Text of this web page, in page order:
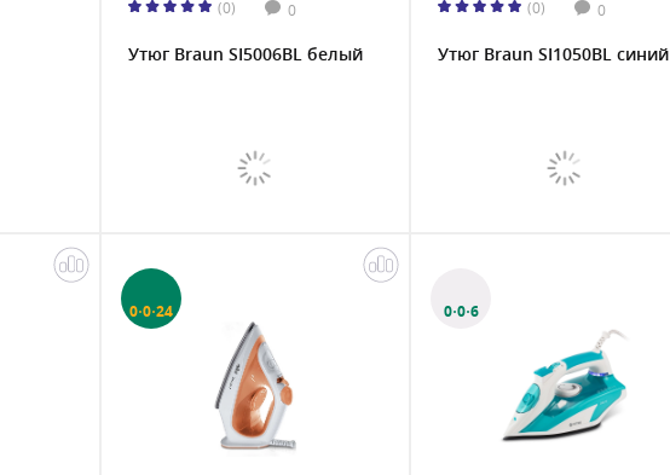
(0) 0
Утюг Braun SI5006BL белый
(0) 0
Утюг Braun SI1050BL синий
0·0·24 0·0·6